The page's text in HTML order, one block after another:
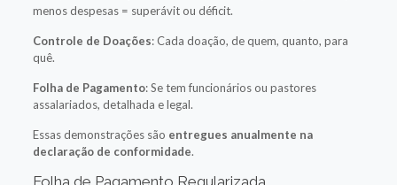
menos despesas = superávit ou déficit.
Controle de Doações: Cada doação, de quem, quanto, para
quê.
Folha de Pagamento: Se tem funcionários ou pastores
assalariados, detalhada e legal.
Essas demonstrações são entregues anualmente na
declaração de conformidade.
Folha de Pagamento Regularizada